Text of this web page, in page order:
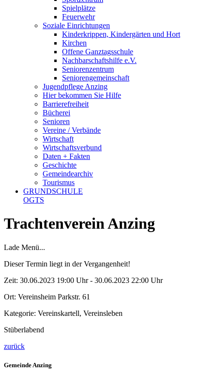
Spielplätze
Feuerwehr
Soziale Einrichtungen
Kinderkrippen, Kindergärten und Hort
Kirchen
Offene Ganztagsschule
Nachbarschaftshilfe e.V.
Seniorenzentrum
Seniorengemeinschaft
Jugendpflege Anzing
Hier bekommen Sie Hilfe
Barrierefreiheit
Bücherei
Senioren
Vereine / Verbände
Wirtschaft
Wirtschaftsverbund
Daten + Fakten
Geschichte
Gemeindearchiv
Tourismus
GRUNDSCHULE
OGTS
Trachtenverein Anzing
Lade Menü...
Dieser Termin liegt in der Vergangenheit!
Zeit: 30.06.2023 19:00 Uhr - 30.06.2023 22:00 Uhr
Ort: Vereinsheim Parkstr. 61
Kategorie: Vereinskartell, Vereinsleben
Stüberlabend
zurück
Gemeinde Anzing